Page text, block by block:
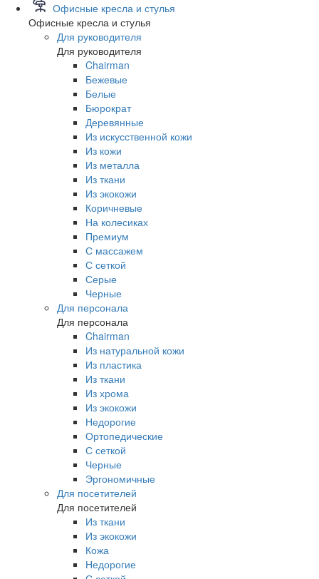
Офисные кресла и стулья
Офисные кресла и стулья
Для руководителя
Для руководителя
Chairman
Бежевые
Белые
Бюрократ
Деревянные
Из искусственной кожи
Из кожи
Из металла
Из ткани
Из экокожи
Коричневые
На колесиках
Премиум
С массажем
С сеткой
Серые
Черные
Для персонала
Для персонала
Chairman
Из натуральной кожи
Из пластика
Из ткани
Из хрома
Из экокожи
Недорогие
Ортопедические
С сеткой
Черные
Эргономичные
Для посетителей
Для посетителей
Из ткани
Из экокожи
Кожа
Недорогие